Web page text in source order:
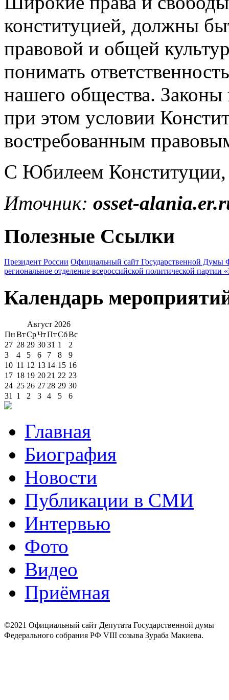
конституцией, должны
правовой и общей
понимать
нашего общества. Законы
при этом условии
востребованным
С Юбилеем Конституции,
Иточник: osset-
Полезные Ссылки
Президент России Официальный сайт Государственной Думы
региональное отделение всероссийской политической партии
Календарь
Август 2026
ПнВтСрЧтПтСбВс
27 28 29 3031 1
2
3
4 5 6 7 8
9
10 11 12 13 14 15 16
17 18 19 20 21 22 23
24 25 26 27 28 29 30
31
1 2 3 4 5 6
Главная
Биография
Новости
Публикации в СМИ
Интервью
Фото
Видео
Приёмная
©2021 Официальный сайт Депутата Государственной думы
Федерального собрания РФ VIII созыва Зураба Макиева.